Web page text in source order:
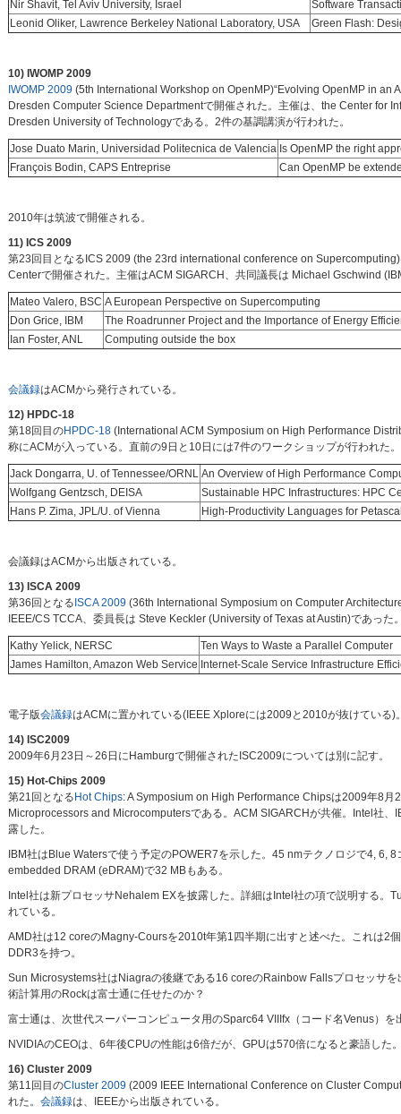
Nir Shavit, Tel Aviv University, Israel
Software
Leonid Oliker, Lawrence Berkeley National Laboratory, USA
Green Flash:
10) IWOMP 2009
IWOMP 2009 (5th International Workshop on OpenMP)“Evolving OpenMP in
Dresden Computer Science Departmentで開催された。主催は、the Center for
Dresden University of Technologyである。2件の基調講演が行われた。
Jose Duato Marin, Universidad Politecnica de Valencia Is OpenMP the right
François Bodin, CAPS Entreprise
Can OpenMP be
2010年は筑波で開催される。
11) ICS 2009
第23回目となるICS 2009 (the 23rd international conference on
Centerで開催された。主催はACM SIGARCH、共同議長は Michael Gschwind
Mateo Valero, BSC A European Perspective on Supercomputing
Don Grice, IBM
The Roadrunner Project and the Importance of Energy
Ian Foster, ANL
Computing outside the box
会議録はACMから発行されている。
12) HPDC-18
第18回目のHPDC-18(International ACM Symposium on High Performance
称にACMが入っている。直前の9日と10日には7件のワークショップが行われた
Jack Dongarra, U. of Tennessee/ORNL An Overview of High Performance
Wolfgang Gentzsch, DEISA
Sustainable HPC Infrastructures: HPC
Hans P. Zima, JPL/U. of Vienna
High-Productivity Languages for
会議録はACMから出版されている。
13) ISCA 2009
第36回となる ISCA 2009 (36th International Symposium on Computer
IEEE/CS TCCA、委員長は Steve Keckler (University of Texas at Austin)であった
Kathy Yelick, NERSC
Ten Ways to Waste a Parallel Computer
James Hamilton, Amazon Web Service Internet-Scale Service Infrastructure
電子版会議録はACMに置かれている(IEEE Xploreには2009と2010が抜けている)
14) ISC2009
2009年6月23日～26日にHamburgで開催されたISC2009については別に記す。
15) Hot-Chips 2009
第21回となる Hot Chips: A Symposium on High Performance Chipsは2009年8
Microprocessors and Microcomputersである。ACM SIGARCHが共催。Intel社
露した。
IBM社はBlue Watersで使う予定のPOWER7を示した。45 nmテクノロジで4,
embedded DRAM (eDRAM)で32 MBもある。
Intel社は新プロセッサNehalem EXを披露した。詳細はIntel社の項で説明する
れている。
AMD社は12 coreのMagny-Coursを2010t年第1四半期に出すと述べた。これは
DDR3を持つ。
Sun Microsystems社はNiagraの後継である16 coreのRainbow Fallsプロセッサ
術計算用のRockは富士通に任せたのか？
富士通は、次世代スーパーコンピュータ用のSparc64 VIIIfx（コード名Venus）
NVIDIAのCEOは、6年後CPUの性能は6倍だが、GPUは570倍になると豪語した
16) Cluster 2009
第11回目のCluster 2009 (2009 IEEE International Conference on Cluster
れた。 会議録は、IEEEから出版されている。